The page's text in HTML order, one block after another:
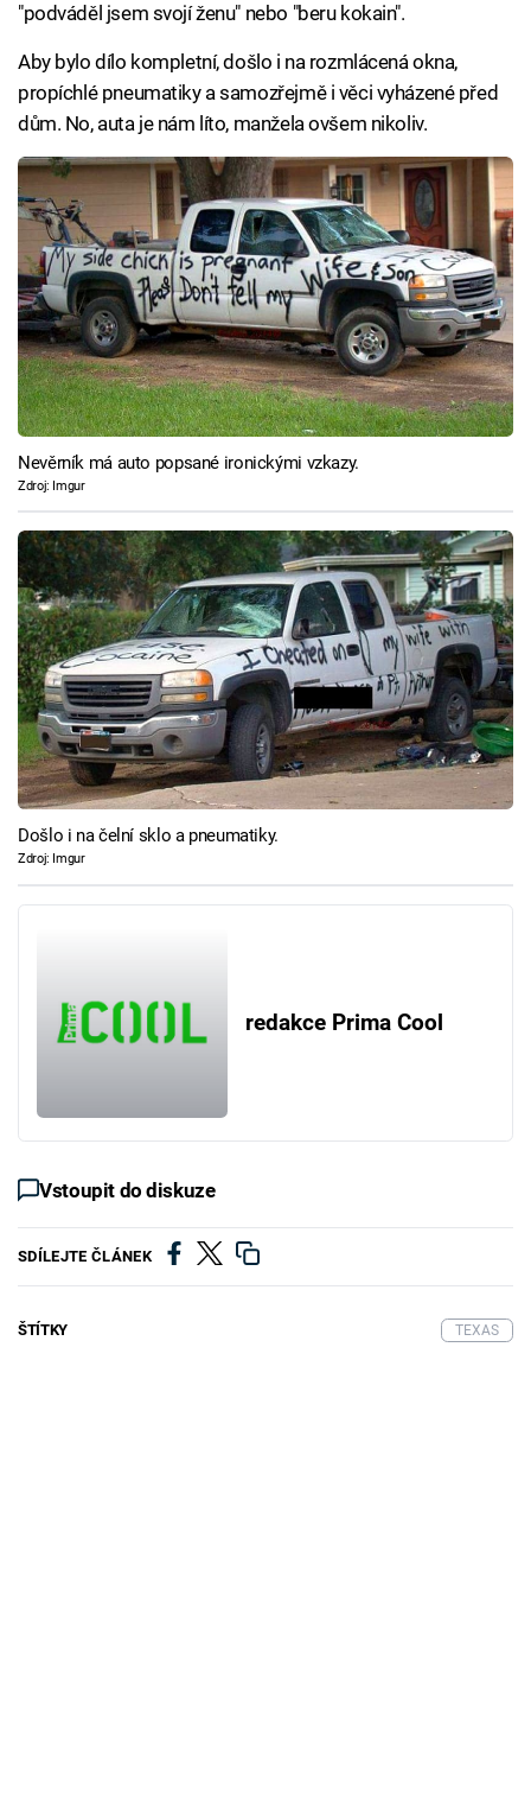
"podváděl jsem svojí ženu" nebo "beru kokain".
Aby bylo dílo kompletní, došlo i na rozmlácená okna,
propíchlé pneumatiky a samozřejmě i věci vyházené před
dům. No, auta je nám líto, manžela ovšem nikoliv.
Nevěrník má auto popsané ironickými vzkazy.
Zdroj: Imgur
Došlo i na čelní sklo a pneumatiky.
Zdroj: Imgur
redakce Prima Cool
Vstoupit do diskuze
SDÍLEJTE ČLÁNEK
ŠTÍTKY TEXAS